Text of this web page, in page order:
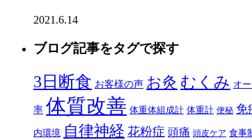
2021.6.14
ブログ記事をタグで探す
3日断食 お客様の声 お灸 むくみ オ
率 体質改善 体重体組成計 体重計 便秘 免
内環境 自律神経 花粉症 頭痛 頭皮ケア 食事